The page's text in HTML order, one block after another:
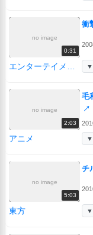
no image
0:31
衝
エンターテイメント ▼
no image
2:03
毛
↗
アニメ ▼
no image
5:03
チ
東方 ▼